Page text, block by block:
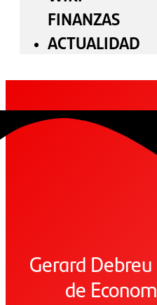
FINANZAS
ACTUALIDAD
Gerard
de